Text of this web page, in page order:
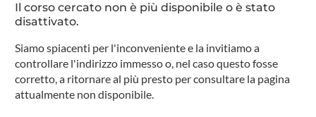
Il corso cercato non è più disponibile o è stato
disattivato.
Siamo spiacenti per l'inconveniente e la invitiamo a
controllare l'indirizzo immesso o, nel caso questo fosse
corretto, a ritornare al più presto per consultare la pagina
attualmente non disponibile.